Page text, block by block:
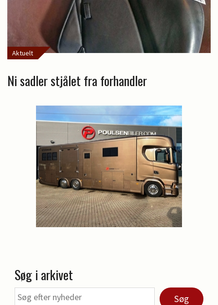
Aktuelt
Ni sadler stjålet fra forhandler
Søg i arkivet
Søg